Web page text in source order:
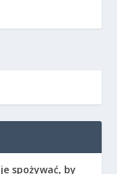
spożywać, by